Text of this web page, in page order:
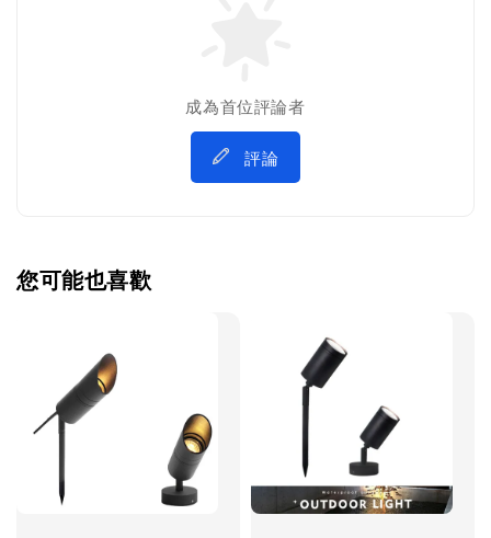
成為首位評論者
評論
您可能也喜歡